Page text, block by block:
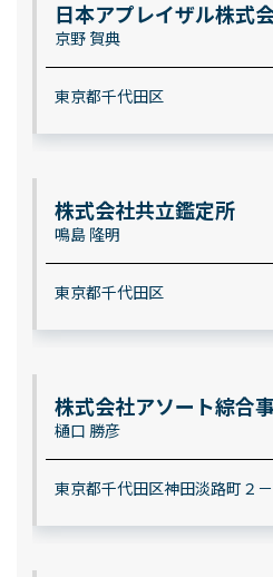
日本アプレイザル株式
京野 賀典
東京都千代田区
株式会社共立鑑定所
鳴島 隆明
東京都千代田区
株式会社アソート綜合
樋口 勝彦
東京都千代田区神田淡路町２